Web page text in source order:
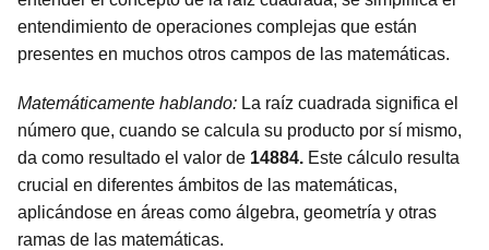
entendimiento de operaciones complejas que están
presentes en muchos otros campos de las matemáticas.
Matemáticamente hablando: La raíz cuadrada significa el
número que, cuando se calcula su producto por sí mismo,
da como resultado el valor de 14884. Este cálculo resulta
crucial en diferentes ámbitos de las matemáticas,
aplicándose en áreas como álgebra, geometría y otras
ramas de las matemáticas.